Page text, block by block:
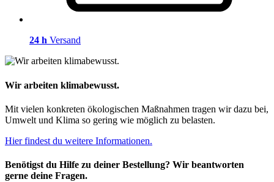
24 h Versand
Wir arbeiten klimabewusst.
Mit vielen konkreten ökologischen Maßnahmen tragen wir dazu bei,
Umwelt und Klima so gering wie möglich zu belasten.
Hier findest du weitere Informationen.
Benötigst du Hilfe zu deiner Bestellung? Wir beantworten
gerne deine Fragen.